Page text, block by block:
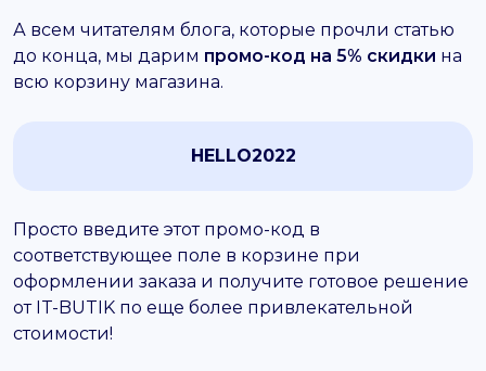
А всем читателям блога, которые прочли статью
до конца, мы дарим промо-код на 5% скидки на
всю корзину магазина.
HELLO2022
Просто введите этот промо-код в
соответствующее поле в корзине при
оформлении заказа и получите готовое решение
от IT-BUTIK по еще более привлекательной
стоимости!